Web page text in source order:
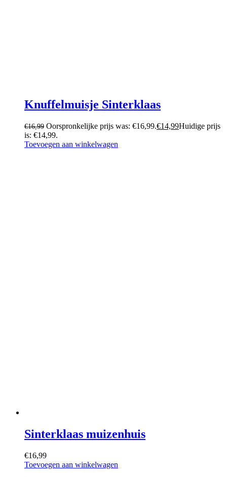
Knuffelmuisje Sinterklaas
€16,99 Oorspronkelijke prijs was: €16,99.€14,99Huidige prijs
is: €14,99.
Toevoegen aan winkelwagen
Sinterklaas muizenhuis
€16,99
Toevoegen aan winkelwagen